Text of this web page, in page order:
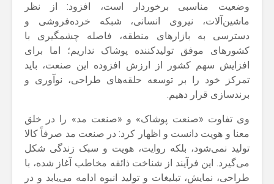
وضعیت مناسبی برخوردار است، افزود: از نظر
ماشین‌آلات، نیروی انسانی، شبکه خرده‌فروشی و
دسترسی به بازارهای منطقه، فاصله چشمگیری با
کشورهای موفق تولیدکننده پوشاک نداریم؛ اما برای
افزایش سهم کشور از ارزش افزوده این صنعت، باید
تمرکز خود را بر توسعه حلقه‌های طراحی، نوآوری و
برندسازی قرار دهیم.
وی تفاوت «صنعت پوشاک» و «صنعت مد» را در خلق
معنا و هویت دانست و اظهار کرد: در صنعت مد صرفاً کالا
تولید نمی‌شود، بلکه روایت، هویت و سبک زندگی شکل
می‌گیرد. این فرآیند از شناخت ذائقه مخاطب آغاز شده، با
طراحی، نمایش، تبلیغات و تولید انبوه ادامه می‌یابد و در